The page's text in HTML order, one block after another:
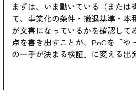
まずは、いま動いている（または
て、事業化の条件・撤退基準・本
が文書になっているかを確認して
点を書き出すことが、PoCを「や
の一手が決まる検証」に変える出